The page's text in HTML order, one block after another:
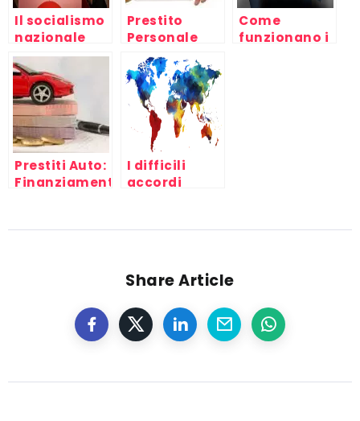
Il socialismo
nazionale
europeo è
morto: ecco
perchè
Prestito
Personale
Come
funzionano i
Prestiti Auto:
Finanziamenti
Usate
I difficili
accordi
fra Nord e
Share Article